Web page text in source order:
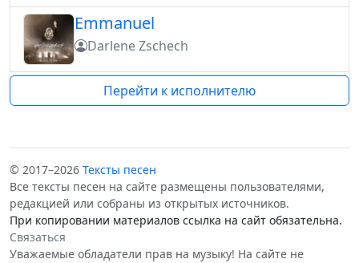
Emmanuel
Darlene Zschech
Перейти к исполнителю
© 2017–2026 Тексты песен
Все тексты песен на сайте размещены пользователями,
редакцией или собраны из открытых источников.
При копировании материалов ссылка на сайт обязательна.
Связаться
Уважаемые обладатели прав на музыку! На сайте не